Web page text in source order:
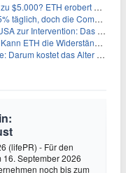
zurück, während Institutionen weiter akkumulieren
die Community bleibt optimistisch
Das größte Risiko seit 15 Jahren
der gleitenden Durchschnitte überwinden?
das Alter deutlich mehr als Sie denken
(lifePR) - Für den
16. September 2026
noch bis zum